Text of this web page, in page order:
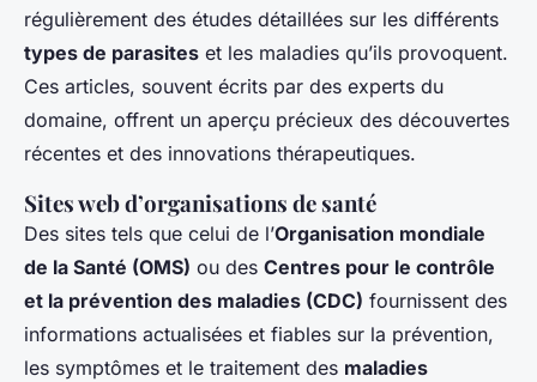
régulièrement des études détaillées sur les différents
types de parasites et les maladies qu’ils provoquent.
Ces articles, souvent écrits par des experts du
domaine, offrent un aperçu précieux des découvertes
récentes et des innovations thérapeutiques.
Sites web d’organisations de santé
Des sites tels que celui de l’Organisation mondiale
de la Santé (OMS) ou des Centres pour le contrôle
et la prévention des maladies (CDC) fournissent des
informations actualisées et fiables sur la prévention,
les symptômes et le traitement des maladies